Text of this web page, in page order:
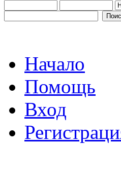
Начало
Помощь
Вход